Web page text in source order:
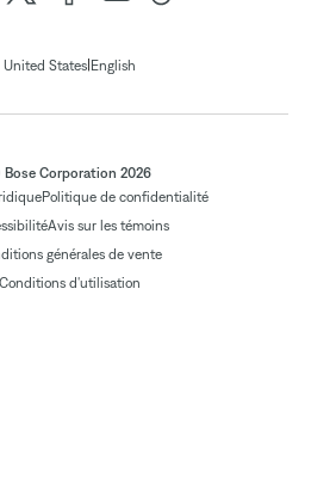
United States| English
Corporation 2026
Politique de confidentialité
Avis sur les témoins
générales de vente
Conditions d'utilisation